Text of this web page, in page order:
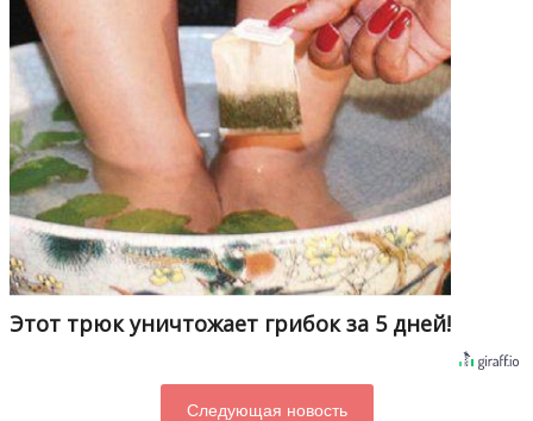
Этот трюк уничтожает грибок за 5 дней!
Следующая новость